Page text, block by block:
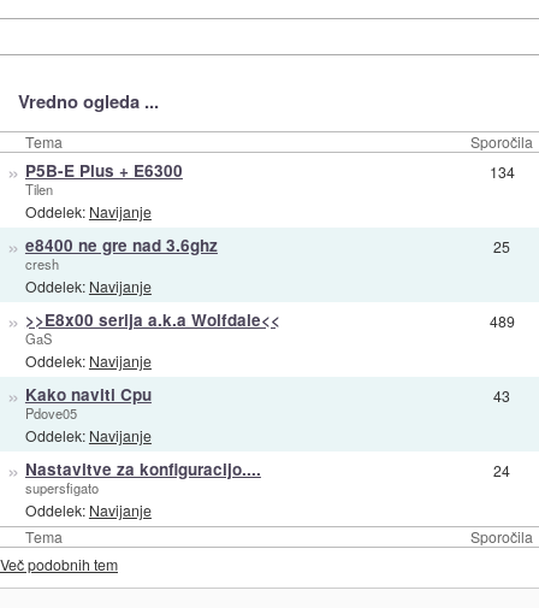
Vredno ogleda ...
Tema Sporočila
Tema Sporočila
» P5B-E Plus + E6300
Tilen
Oddelek: Navijanje
134
» e8400 ne gre nad 3.6ghz
cresh
Oddelek: Navijanje
25
» >>E8x00 serija a.k.a Wolfdale<<
GaS
Oddelek: Navijanje
489
» Kako naviti Cpu
Pdove05
Oddelek: Navijanje
43
» Nastavitve za konfiguracijo....
supersfigato
Oddelek: Navijanje
24
Več podobnih tem